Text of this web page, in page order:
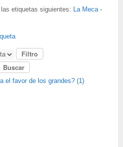
etiquetas siguientes: La Meca-
el favor de los grandes? (1)